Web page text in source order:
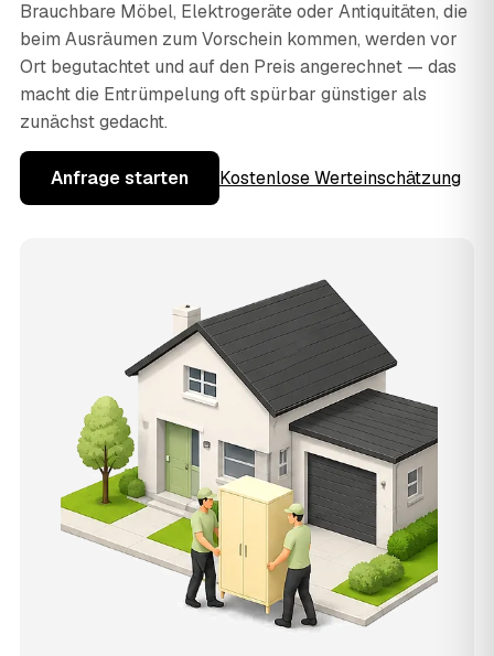
Brauchbare Möbel, Elektrogeräte oder Antiquitäten, die
beim Ausräumen zum Vorschein kommen, werden vor
Ort begutachtet und auf den Preis angerechnet — das
macht die Entrümpelung oft spürbar günstiger als
zunächst gedacht.
Anfrage starten Kostenlose Werteinschätzung